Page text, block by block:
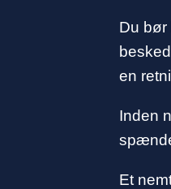
Du bør
en
Inden
Et